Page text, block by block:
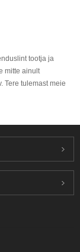
tootja ja
mitte ainult
Tere tulemast meie